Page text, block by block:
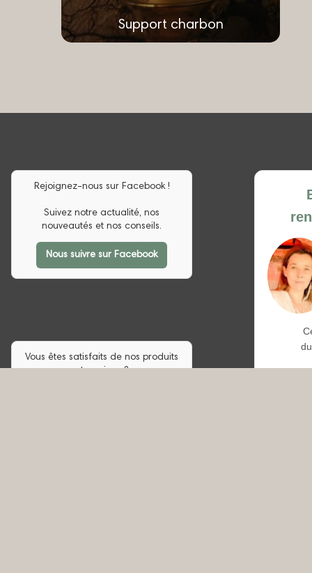
Support charbon
€
Rejoignez-nous sur Facebook !
Suivez notre actualité, nos
nouveautés et nos conseils.
Nous suivre sur Facebook
Vous êtes satisfaits de nos produits
et services ?